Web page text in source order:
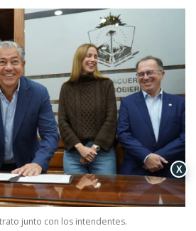
junto con los intendentes.
X